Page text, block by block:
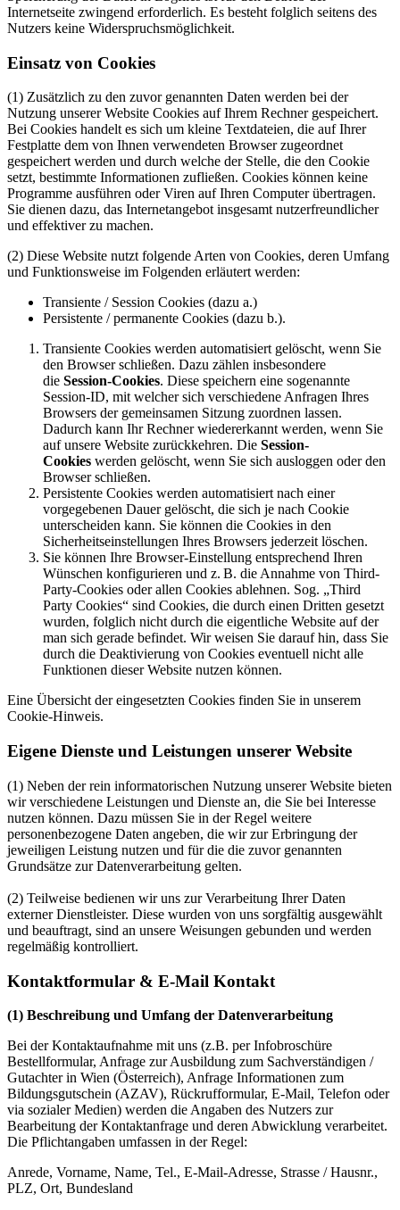
Internetseite zwingend erforderlich. Es besteht folglich seitens des
Nutzers keine Widerspruchsmöglichkeit.
Einsatz von Cookies
(1) Zusätzlich zu den zuvor genannten Daten werden bei der
Nutzung unserer Website Cookies auf Ihrem Rechner gespeichert.
Bei Cookies handelt es sich um kleine Textdateien, die auf Ihrer
Festplatte dem von Ihnen verwendeten Browser zugeordnet
gespeichert werden und durch welche der Stelle, die den Cookie
setzt, bestimmte Informationen zufließen. Cookies können keine
Programme ausführen oder Viren auf Ihren Computer übertragen.
Sie dienen dazu, das Internetangebot insgesamt nutzerfreundlicher
und effektiver zu machen.
(2) Diese Website nutzt folgende Arten von Cookies, deren Umfang
und Funktionsweise im Folgenden erläutert werden:
Transiente / Session Cookies (dazu a.)
Persistente / permanente Cookies (dazu b.).
Transiente Cookies werden automatisiert gelöscht, wenn Sie
den Browser schließen. Dazu zählen insbesondere
die Session-Cookies. Diese speichern eine sogenannte
Session-ID, mit welcher sich verschiedene Anfragen Ihres
Browsers der gemeinsamen Sitzung zuordnen lassen.
Dadurch kann Ihr Rechner wiedererkannt werden, wenn Sie
auf unsere Website zurückkehren. Die Session-
Cookies werden gelöscht, wenn Sie sich ausloggen oder den
Browser schließen.
Persistente Cookies werden automatisiert nach einer
vorgegebenen Dauer gelöscht, die sich je nach Cookie
unterscheiden kann. Sie können die Cookies in den
Sicherheitseinstellungen Ihres Browsers jederzeit löschen.
Sie können Ihre Browser-Einstellung entsprechend Ihren
Wünschen konfigurieren und z. B. die Annahme von Third-
Party-Cookies oder allen Cookies ablehnen. Sog. „Third
Party Cookies“ sind Cookies, die durch einen Dritten gesetzt
wurden, folglich nicht durch die eigentliche Website auf der
man sich gerade befindet. Wir weisen Sie darauf hin, dass Sie
durch die Deaktivierung von Cookies eventuell nicht alle
Funktionen dieser Website nutzen können.
Eine Übersicht der eingesetzten Cookies finden Sie in unserem
Cookie-Hinweis.
Eigene Dienste und Leistungen unserer Website
(1) Neben der rein informatorischen Nutzung unserer Website bieten
wir verschiedene Leistungen und Dienste an, die Sie bei Interesse
nutzen können. Dazu müssen Sie in der Regel weitere
personenbezogene Daten angeben, die wir zur Erbringung der
jeweiligen Leistung nutzen und für die die zuvor genannten
Grundsätze zur Datenverarbeitung gelten.
(2) Teilweise bedienen wir uns zur Verarbeitung Ihrer Daten
externer Dienstleister. Diese wurden von uns sorgfältig ausgewählt
und beauftragt, sind an unsere Weisungen gebunden und werden
regelmäßig kontrolliert.
Kontaktformular & E-Mail Kontakt
(1) Beschreibung und Umfang der Datenverarbeitung
Bei der Kontaktaufnahme mit uns (z.B. per Infobroschüre
Bestellformular, Anfrage zur Ausbildung zum Sachverständigen /
Gutachter in Wien (Österreich), Anfrage Informationen zum
Bildungsgutschein (AZAV), Rückrufformular, E-Mail, Telefon oder
via sozialer Medien) werden die Angaben des Nutzers zur
Bearbeitung der Kontaktanfrage und deren Abwicklung verarbeitet.
Die Pflichtangaben umfassen in der Regel:
Anrede, Vorname, Name, Tel., E-Mail-Adresse, Strasse / Hausnr.,
PLZ, Ort, Bundesland